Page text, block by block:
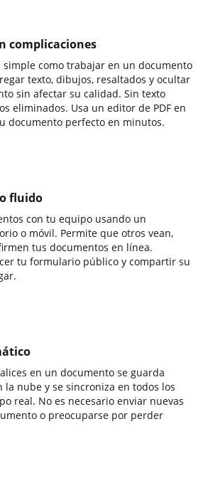
complicaciones
simple como trabajar en un documento
texto, dibujos, resaltados y ocultar
sin afectar su calidad. Sin texto
eliminados. Usa un editor de PDF en
documento perfecto en minutos.
fluido
con tu equipo usando un
o móvil. Permite que otros vean,
tus documentos en línea.
tu formulario público y compartir su
en un documento se guarda
nube y se sincroniza en todos los
real. No es necesario enviar nuevas
o preocuparse por perder